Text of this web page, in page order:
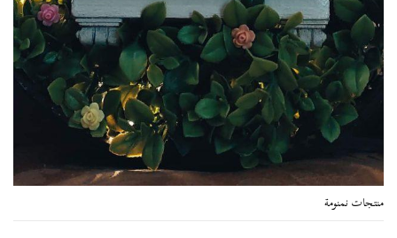
منتجات نمنومة